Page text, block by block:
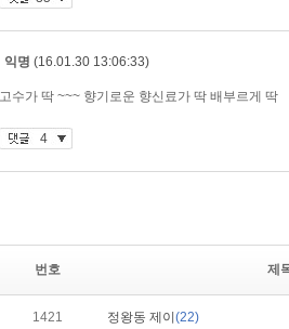
번호 제
1421 정왕동 제이 (22)